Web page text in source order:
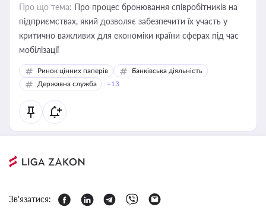
Про що тема: Про процес бронювання співробітників на
підприємствах, який дозволяє забезпечити їх участь у
критично важливих для економіки країни сферах під час
мобілізації
Ринок цінних паперів
Банківська діяльність
Державна служба
+13
Зв'язатися: